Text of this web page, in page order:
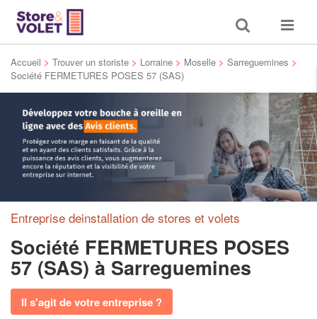
Toggle
search
Toggle
Accueil > Trouver un storiste > Lorraine > Moselle > Sarreguemines >
Société FERMETURES POSES 57 (SAS)
Entreprise deinstallation de stores et volets
Société FERMETURES POSES
57 (SAS) à Sarreguemines
Il s'agit de votre entreprise ?